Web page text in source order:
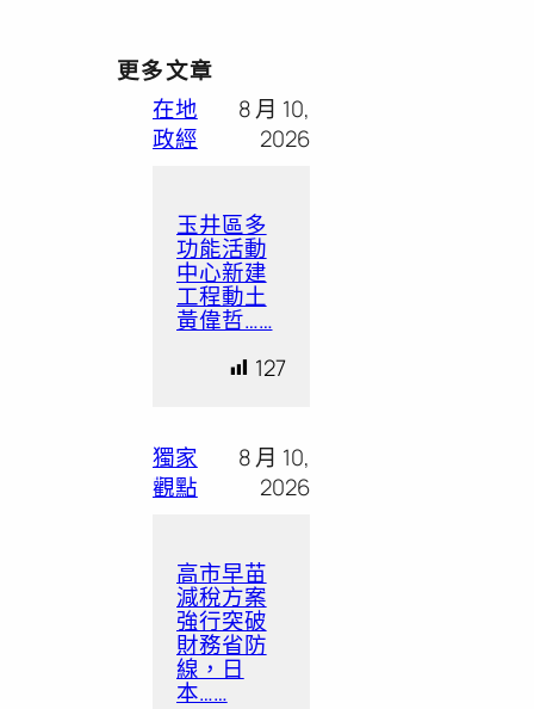
更多文章
在地
政經
8 月 10,
2026
玉井區多
功能活動
中心新建
工程動土
黃偉哲……
127
獨家
觀點
8 月 10,
2026
高市早苗
減稅方案
強行突破
財務省防
線，日
本……